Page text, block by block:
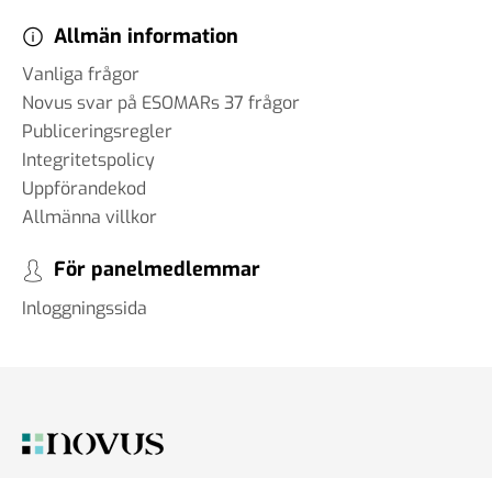
Allmän information
Vanliga frågor
Novus svar på ESOMARs 37 frågor
Publiceringsregler
Integritetspolicy
Uppförandekod
Allmänna villkor
För panelmedlemmar
Inloggningssida